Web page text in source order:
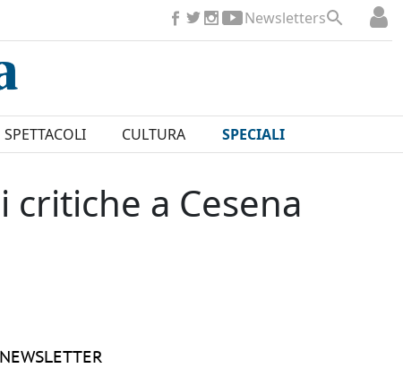
Newsletters
SPETTACOLI CULTURA SPECIALI
a Cesena
NEWSLETTER